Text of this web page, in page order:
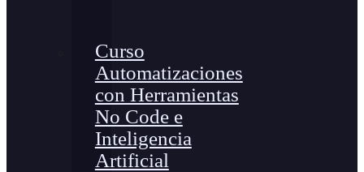
Curso
Automatizaciones
con Herramientas
No Code e
Inteligencia
Artificial